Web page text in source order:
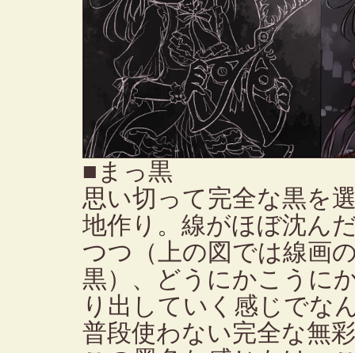
■まっ黒
思い切って完全な黒を
地作り。線がほぼ沈ん
つつ（上の図では線画
黒）、どうにかこうに
り出していく感じでな
普段使わない完全な無